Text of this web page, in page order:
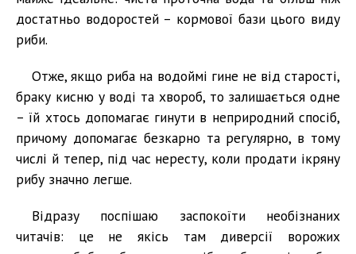
достатньо водоростей – кормової бази цього виду
риби.
Отже, якщо риба на водоймі гине не від старості,
браку кисню у воді та хвороб, то залишається одне
– їй хтось допомагає гинути в неприродний спосіб,
причому допомагає безкарно та регулярно, в тому
числі й тепер, під час нересту, коли продати ікряну
рибу значно легше.
Відразу поспішаю заспокоїти необізнаних
читачів: це не якісь там диверсії ворожих